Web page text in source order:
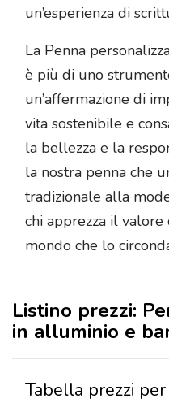
un’esperienza di
La Penna
è più di uno
un’affermazione di
vita sostenibile e
la bellezza e la
la nostra penna che
tradizionale alla
chi apprezza il
mondo che lo
Listino prezzi:
in alluminio e
Tabella prezzi